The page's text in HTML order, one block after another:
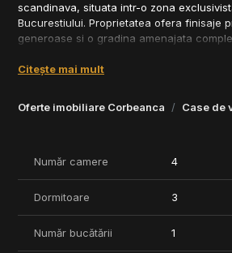
Oferte imobiliare Corbeanca Case de
scandinava, situata intr-o zona
Bucurestiului. Proprietatea ofera finisaje
generoase si o gradina amenajata
- Amprenta la sol: 138 mp
- Terase: doua terase spatioase si
Compartimentare:
Parter:
- Garaj cu usa automatizata
- Spatiu tehnic
Citește mai mult
Număr camere 4
Dormitoare 3
Număr bucătării 1